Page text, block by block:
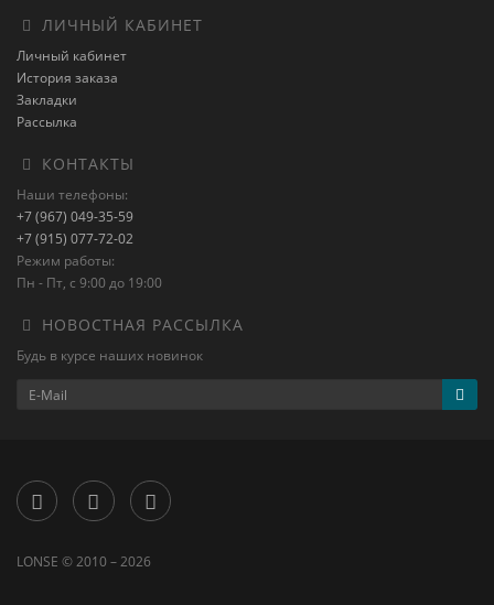
ЛИЧНЫЙ КАБИНЕТ
Личный кабинет
История заказа
Закладки
Рассылка
КОНТАКТЫ
Наши телефоны:
+7 (967) 049-35-59
+7 (915) 077-72-02
Режим работы:
Пн - Пт, с 9:00 до 19:00
НОВОСТНАЯ РАССЫЛКА
Будь в курсе наших новинок
LONSE © 2010 – 2026